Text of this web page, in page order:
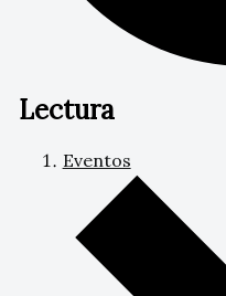
Lectura
Eventos